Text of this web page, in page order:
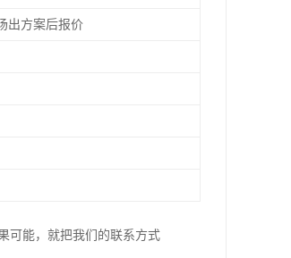
出方案后报价
可能，就把我们的联系方式